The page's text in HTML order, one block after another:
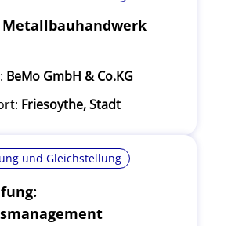
BeMo GmbH & Co.KG
Friesoythe, Stadt
und Gleichstellung